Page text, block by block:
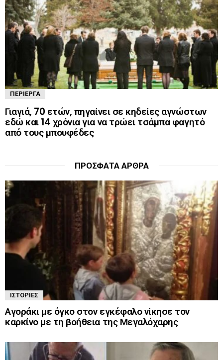
ΠΕΡΊΕΡΓΑ
Γιαγιά, 70 ετών, πηγαίνει σε κηδείες αγνώστων
εδώ και 14 χρόνια για να τρώει τσάμπα φαγητό
από τους μπουφέδες
ΠΡΌΣΦΑΤΑ ΆΡΘΡΑ
ΙΣΤΟΡΊΕΣ
Αγοράκι με όγκο στον εγκέφαλο νίκησε τον
καρκίνο με τη βοήθεια της Μεγαλόχαρης